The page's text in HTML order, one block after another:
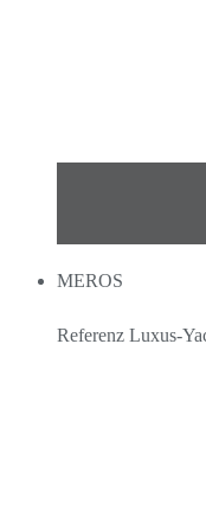
MEROS
Referenz Luxus-